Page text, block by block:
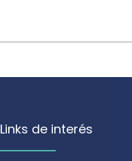
Links de interés